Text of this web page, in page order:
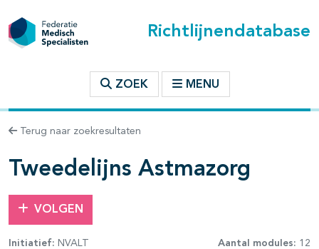
Richtlijnendatabase
ZOEK MENU
Terug naar zoekresultaten
Tweedelijns Astmazorg
VOLGEN
Initiatief: NVALT Aantal modules: 12
binnen deze richtlijn